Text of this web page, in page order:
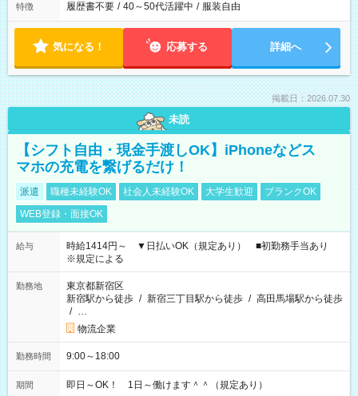
特徴 履歴書不要 / 40～50代活躍中 / 服装自由
気になる！ 応募する 詳細へ
掲載日：2026.07.30
未読
【シフト自由・現金手渡しOK】iPhoneなどス
マホの充電を繋げるだけ！
派遣 職種未経験OK 社会人未経験OK 大学生歓迎
ブランクOK
WEB登録・面接OK
給与
時給1414円～ ▼日払いOK（規定あり） ■初勤務手当あり
※規定による
勤務地
東京都新宿区
新宿駅から徒歩 / 新宿三丁目駅から徒歩 / 高田馬場駅から徒歩
/ …
物流企業
勤務時間 9:00～18:00
期間 即日～OK！ 1日～働けます＾＾（規定あり）